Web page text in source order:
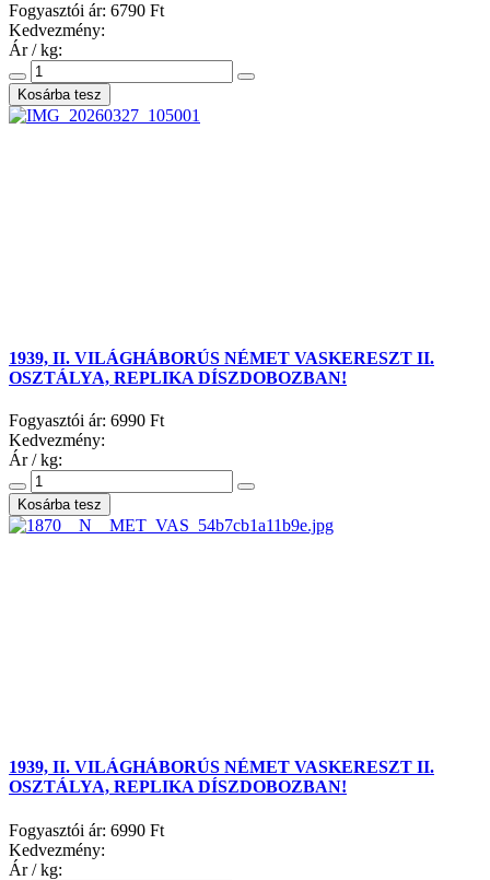
Fogyasztói ár: 6790 Ft
Kedvezmény:
Ár / kg:
1939, II. VILÁGHÁBORÚS NÉMET VASKERESZT II.
OSZTÁLYA, REPLIKA DÍSZDOBOZBAN!
Fogyasztói ár: 6990 Ft
Kedvezmény:
Ár / kg:
1939, II. VILÁGHÁBORÚS NÉMET VASKERESZT II.
OSZTÁLYA, REPLIKA DÍSZDOBOZBAN!
Fogyasztói ár: 6990 Ft
Kedvezmény:
Ár / kg: